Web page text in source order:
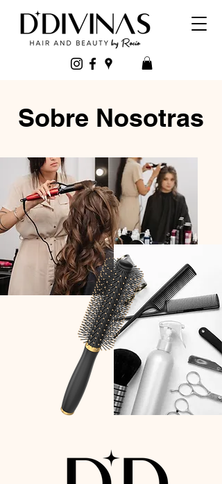
Sobre Nosotras